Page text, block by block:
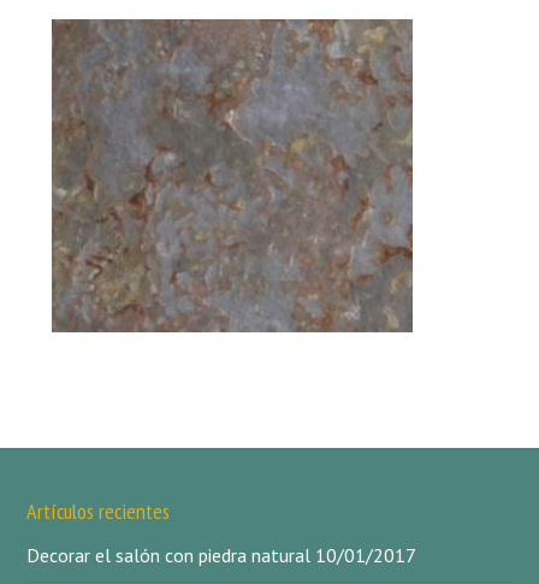
Artículos recientes
Decorar el salón con piedra natural 10/01/2017